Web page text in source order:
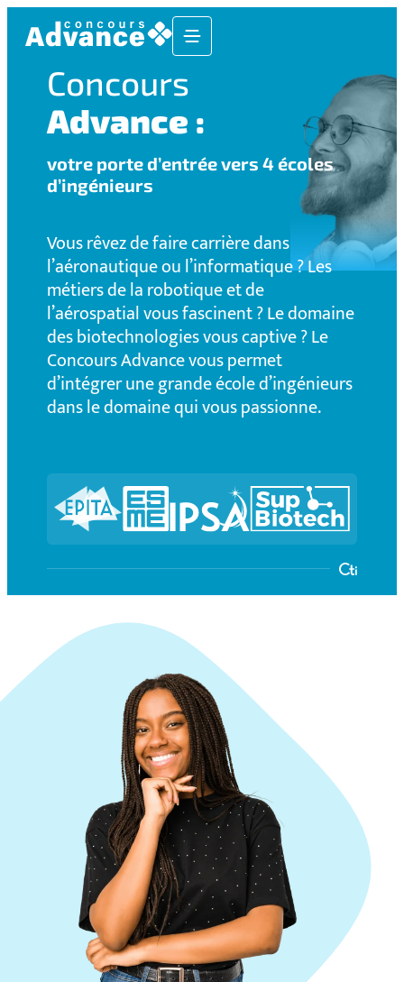
Concours
Advance :
votre porte d’entrée vers 4 écoles
d’ingénieurs
Vous rêvez de faire carrière dans
l’aéronautique ou l’informatique ? Les
métiers de la robotique et de
l’aérospatial vous fascinent ? Le domaine
des biotechnologies vous captive ? Le
Concours Advance vous permet
d’intégrer une grande école d’ingénieurs
dans le domaine qui vous passionne.